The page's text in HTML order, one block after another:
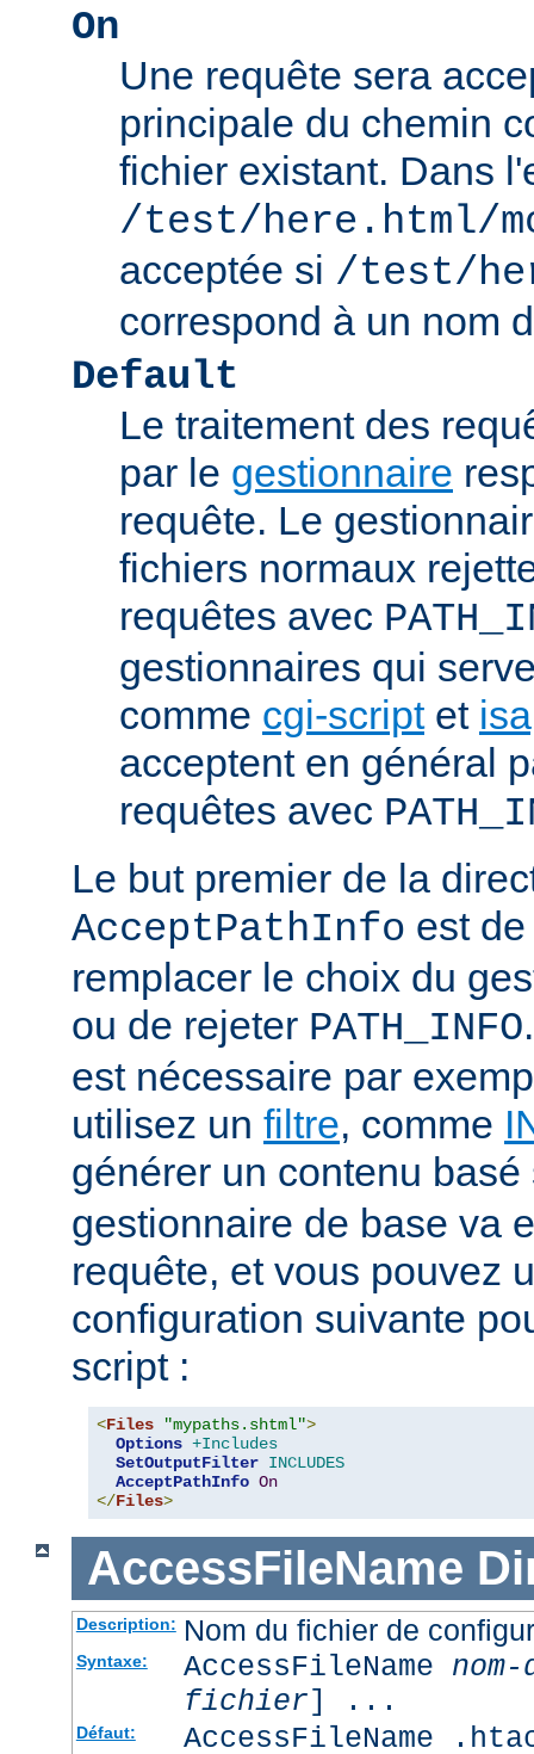
On
Une requête sera
principale du chemin
fichier existant. Dans
/test/here.html/
acceptée si /test/
correspond à un nom
Default
Le traitement des
par le gestionnaire
requête. Le
fichiers normaux
requêtes avec
gestionnaires qui
comme cgi-scriptet
acceptent en général
requêtes avec
Le but premier de la
AcceptPathInfo est
remplacer le choix du
ou de rejeter PATH_INFO
est nécessaire par
utilisez un filtre, comme
générer un contenu
gestionnaire de base va
requête, et vous pouvez
configuration suivante
script :
<Files "mypaths.shtml">
Options +Includes
SetOutputFilter INCLUDES
AcceptPathInfo On
</Files>
AccessFileName
Description: Nom du fichier de
Syntaxe: AccessFileName
fichier] ...
Défaut: AccessFileName